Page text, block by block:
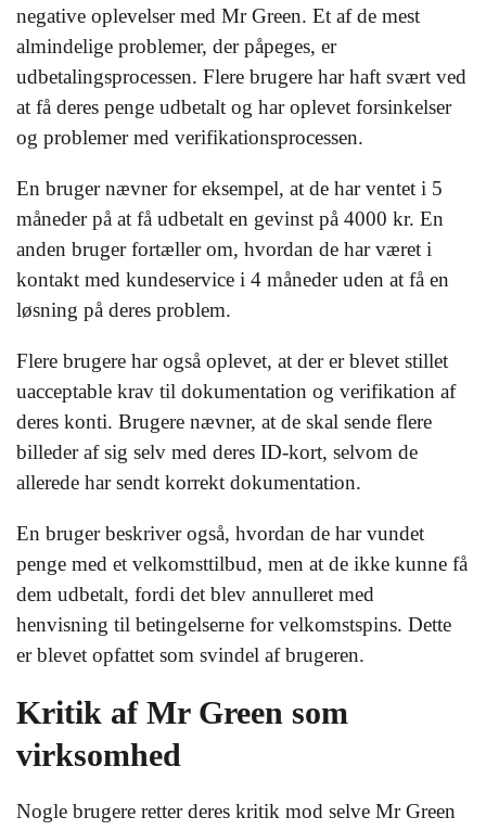
negative oplevelser med Mr Green. Et af de mest
almindelige problemer, der påpeges, er
udbetalingsprocessen. Flere brugere har haft svært ved
at få deres penge udbetalt og har oplevet forsinkelser
og problemer med verifikationsprocessen.
En bruger nævner for eksempel, at de har ventet i 5
måneder på at få udbetalt en gevinst på 4000 kr. En
anden bruger fortæller om, hvordan de har været i
kontakt med kundeservice i 4 måneder uden at få en
løsning på deres problem.
Flere brugere har også oplevet, at der er blevet stillet
uacceptable krav til dokumentation og verifikation af
deres konti. Brugere nævner, at de skal sende flere
billeder af sig selv med deres ID-kort, selvom de
allerede har sendt korrekt dokumentation.
En bruger beskriver også, hvordan de har vundet
penge med et velkomsttilbud, men at de ikke kunne få
dem udbetalt, fordi det blev annulleret med
henvisning til betingelserne for velkomstspins. Dette
er blevet opfattet som svindel af brugeren.
Kritik af Mr Green som
virksomhed
Nogle brugere retter deres kritik mod selve Mr Green